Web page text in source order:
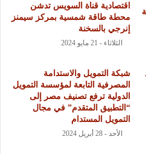
اقتصادية قناة السويس تدشن
محطة طاقة شمسية بمركز سيمنز
إنرجي بالسخنة
الثلاثاء - 21 مايو 2024
شبكة التمويل والاستدامة
المصرفية التابعة لمؤسسة التمويل
الدولية ترفع تصنيف مصر إلى
“التطبيق المتقدم” في مجال
التمويل المستدام
الأحد - 28 أبريل 2024